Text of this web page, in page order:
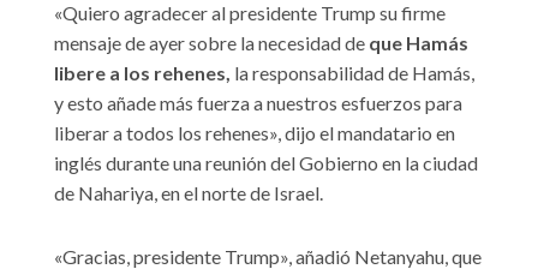
«Quiero agradecer al presidente Trump su firme
mensaje de ayer sobre la necesidad de que Hamás
libere a los rehenes, la responsabilidad de Hamás,
y esto añade más fuerza a nuestros esfuerzos para
liberar a todos los rehenes», dijo el mandatario en
inglés durante una reunión del Gobierno en la ciudad
de Nahariya, en el norte de Israel.
«Gracias, presidente Trump», añadió Netanyahu, que